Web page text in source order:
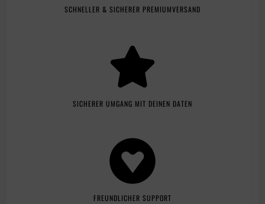
SCHNELLER & SICHERER PREMIUMVERSAND
SICHERER UMGANG MIT DEINEN DATEN
FREUNDLICHER SUPPORT